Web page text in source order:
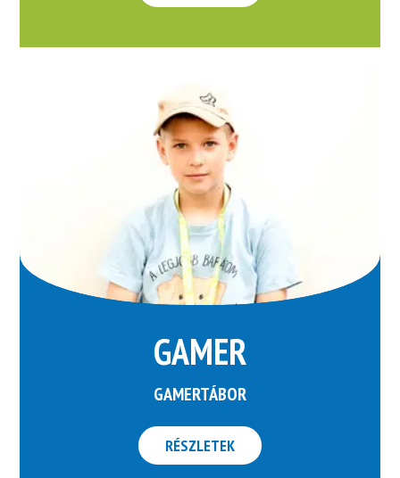
GAMER
GAMERTÁBOR
RÉSZLETEK